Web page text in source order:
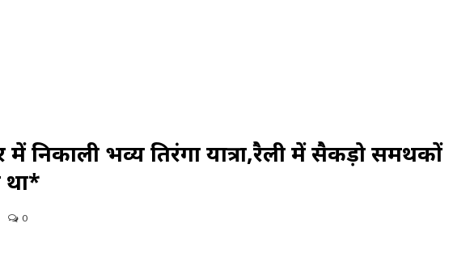
निकाली भव्य तिरंगा यात्रा,रैली में सैकड़ो समर्थकों
था*
0